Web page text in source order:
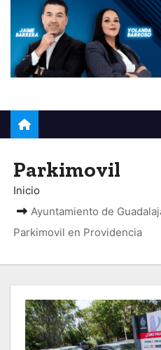
Parkimovil
Inicio
Ayuntamiento de
Parkimovil en Providencia